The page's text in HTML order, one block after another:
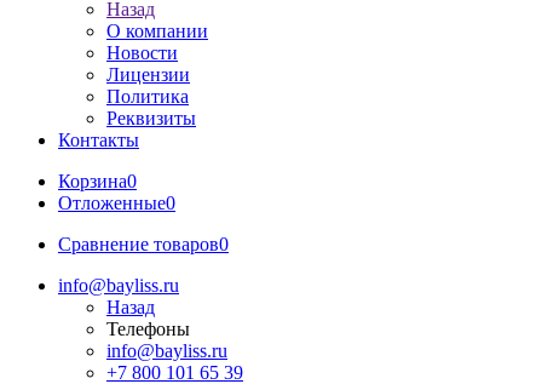
Назад
О компании
Новости
Лицензии
Политика
Реквизиты
Контакты
Корзина0
Отложенные0
Сравнение товаров0
info@bayliss.ru
Назад
Телефоны
info@bayliss.ru
+7 800 101 65 39